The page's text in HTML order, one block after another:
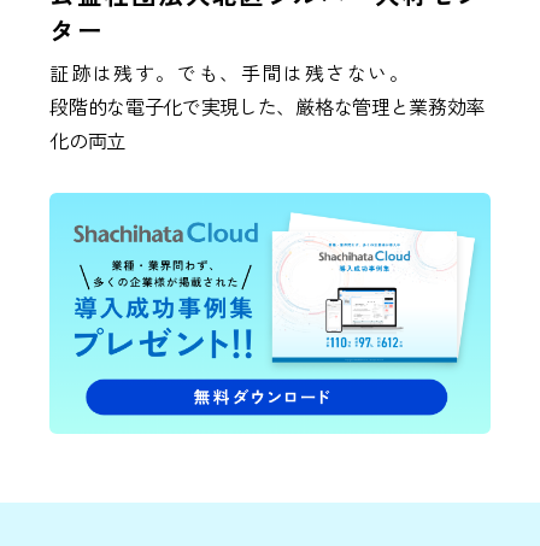
ター
証跡は残す。でも、手間は残さない。
段階的な電子化で実現した、厳格な管理と業務効率
化の両立